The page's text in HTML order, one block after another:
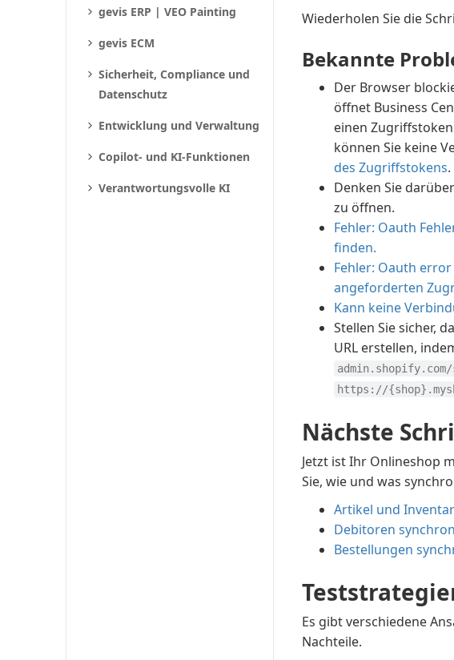
gevis ERP | VEO Painting
gevis ECM
Sicherheit, Compliance und
Datenschutz
Entwicklung und Verwaltung
Copilot- und KI-Funktionen
Verantwortungsvolle KI
Wiederholen Sie die
Bekannte
Der Browser
öffnet Business
einen
können Sie keine
des Zugriffstokens.
Denken Sie
zu öffnen.
Fehler: Oauth
finden.
Fehler: Oauth
angeforderten
Kann keine
Stellen Sie sicher,
URL erstellen,
https://
Nächste
Jetzt ist Ihr Onlineshop
Sie, wie und was
Artikel und
Debitoren
Bestellungen
Es gibt verschiedene
Nachteile.